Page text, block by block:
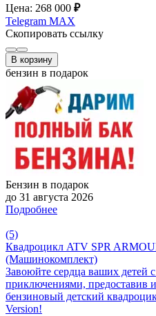
Цена: 268 000 ₽
Telegram MAX
Скопировать ссылку
В корзину
бензин в подарок
Бензин в подарок
до 31 августа 2026
Подробнее
(5)
Квадроцикл ATV SPR
(Машинокомплект)
Завоюйте сердца ваших детей
приключениями, предоставив
бензиновый детский
Version!